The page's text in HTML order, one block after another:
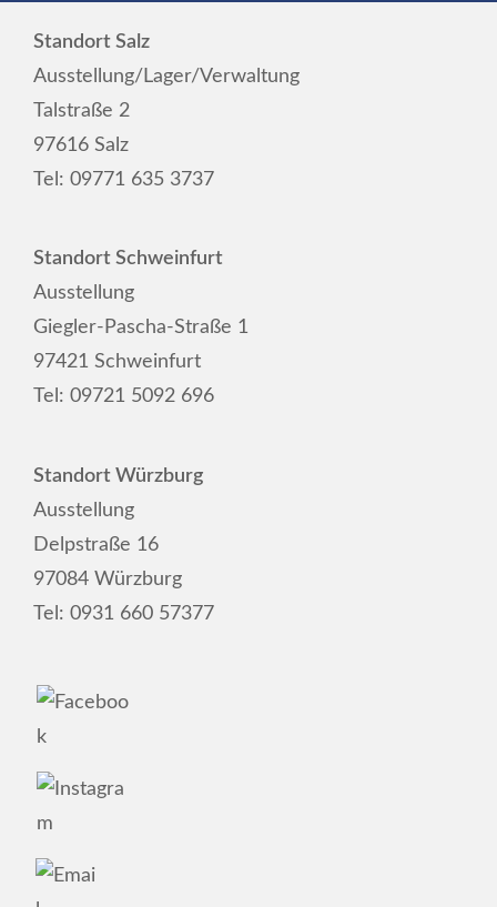
Standort Salz
Ausstellung/Lager/Verwaltung
Talstraße 2
97616 Salz
Tel: 09771 635 3737
Standort Schweinfurt
Ausstellung
Giegler-Pascha-Straße 1
97421 Schweinfurt
Tel: 09721 5092 696
Standort Würzburg
Ausstellung
Delpstraße 16
97084 Würzburg
Tel: 0931 660 57377